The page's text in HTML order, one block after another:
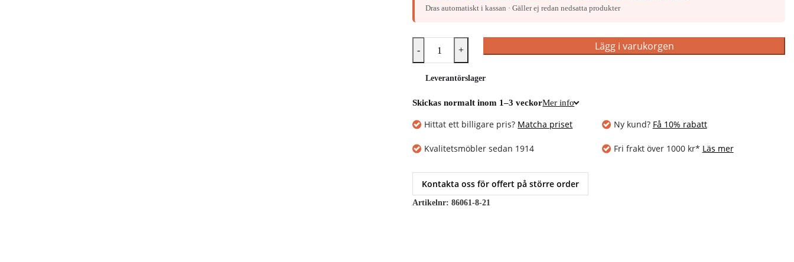
Dras automatiskt i kassan · Gäller ej redan nedsatta produkter
- + Lägg i varukorgen
Leverantörslager
Skickas normalt inom 1–3 veckorMer info
Hittat ett billigare pris? Matcha priset Ny kund? Få 10% rabatt
Kvalitetsmöbler sedan 1914 Fri frakt över 1000 kr* Läs mer
Kontakta oss för offert på större order
Artikelnr:86061-8-21